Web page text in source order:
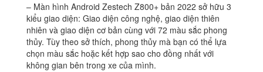
– Màn hình Android Zestech Z800+ bản 2022 sở hữu 3
kiểu giao diện: Giao diện công nghệ, giao diện thiên
nhiên và giao diện cơ bản cùng với 72 màu sắc phong
thủy. Tùy theo sở thích, phong thủy mà bạn có thể lựa
chọn màu sắc hoặc kết hợp sao cho đồng nhất với
không gian bên trong xe của mình.